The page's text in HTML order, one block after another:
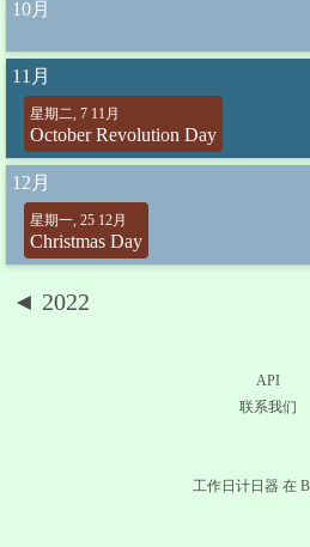
10月
11月
星期二, 7 11月
October Revolution Day
12月
星期一, 25 12月
Christmas Day
◄ 2022
API
联系我们
工作日计日器 在